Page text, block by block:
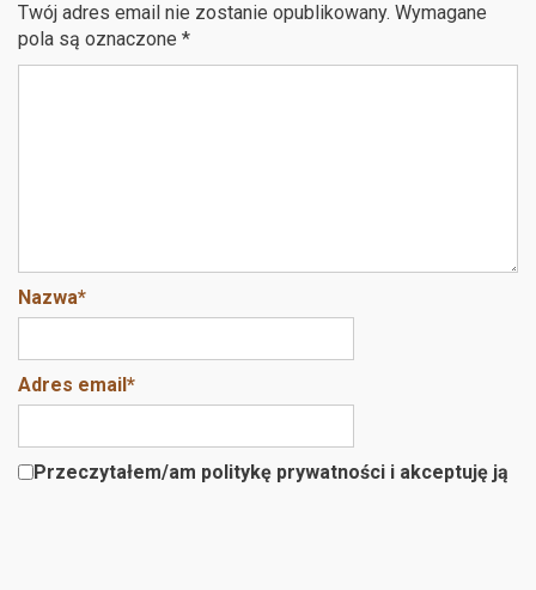
o
Twój adres email nie zostanie opublikowany. Wymagane
pola są oznaczone *
Nazwa*
Adres email*
Przeczytałem/am politykę prywatności i akceptuję ją